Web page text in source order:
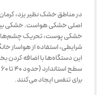
در مناطق خشک نظیر یزد،
اصلی خشکی هواست. خشکی
خشکی پوست، تحریک چشم‌ها
شرایطی، استفاده از هواساز
این دستگاه‌ها با اضافه کردن
برای تنفس ایجاد می‌کنند.